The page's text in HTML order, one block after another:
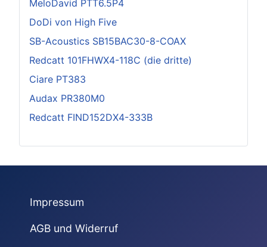
MeloDavid PTT6.5P4
DoDi von High Five
SB-Acoustics SB15BAC30-8-COAX
Redcatt 101FHWX4-118C (die dritte)
Ciare PT383
Audax PR380M0
Redcatt FIND152DX4-333B
Impressum
AGB und Widerruf